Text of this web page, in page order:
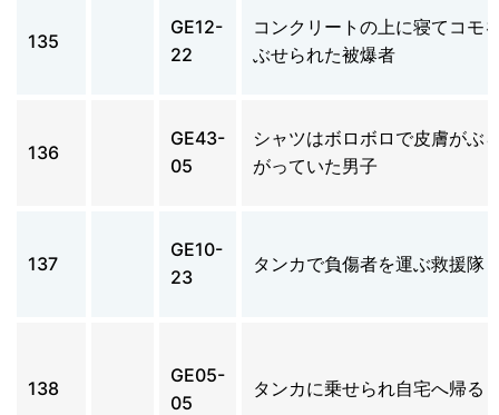
135
GE12-
22
コンクリートの上に寝てコモ
ぶせられた被爆者
136
GE43-
05
シャツはボロボロで皮膚がぶ
がっていた男子
137
GE10-
23
タンカで負傷者を運ぶ救援隊
138
GE05-
05
タンカに乗せられ自宅へ帰る